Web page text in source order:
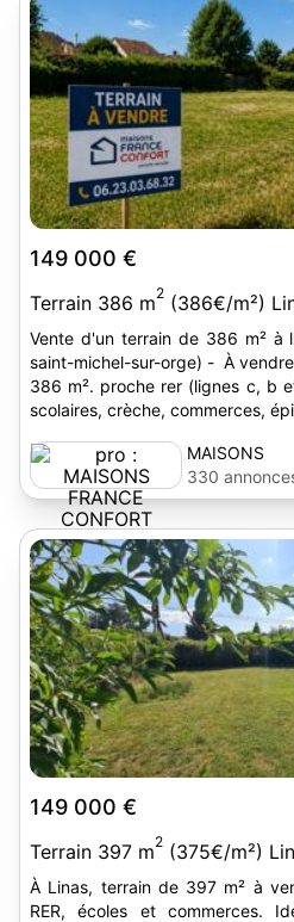
149 000 €
Terrain 386 m2 (386€/m²)
Vente d'un terrain de 386 m² à
saint-michel-sur-orge) - À
386 m². proche rer (lignes c, b
scolaires, crèche, commerces,
MAISONS
FRANCE
CONFORT
330
149 000 €
Terrain 397 m2 (375€/m²)
À Linas, terrain de 397 m² à
RER, écoles et commerces.